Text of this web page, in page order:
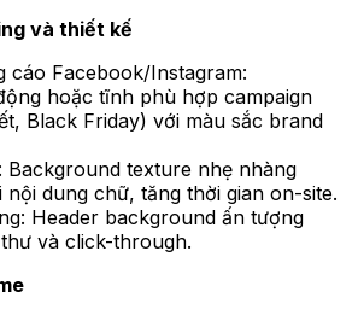
và thiết kế
cáo Facebook/Instagram:
hoặc tĩnh phù hợp campaign
Black Friday) với màu sắc brand
Background texture nhẹ nhàng
nội dung chữ, tăng thời gian on-site.
Header background ấn tượng
và click-through.